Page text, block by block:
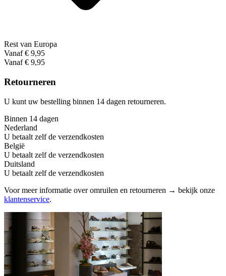
Rest van Europa
Vanaf € 9,95
Vanaf € 9,95
Retourneren
U kunt uw bestelling binnen 14 dagen retourneren.
Binnen 14 dagen
Nederland
U betaalt zelf de verzendkosten
België
U betaalt zelf de verzendkosten
Duitsland
U betaalt zelf de verzendkosten
Voor meer informatie over omruilen en retourneren → bekijk onze
klantenservice.